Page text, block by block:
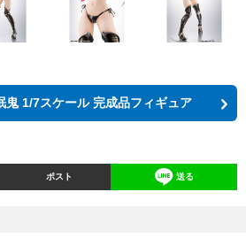
鬼 1/7スケール 完成品フィギュア
ポスト 送る